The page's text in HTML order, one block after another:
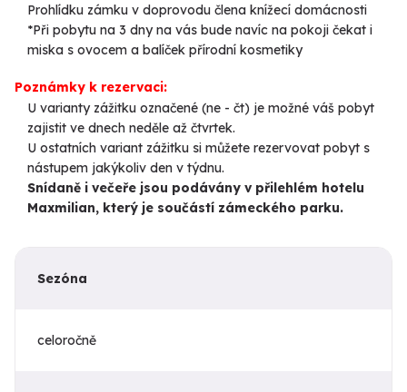
Prohlídku zámku v doprovodu člena knížecí domácnosti
*Při pobytu na 3 dny na vás bude navíc na pokoji čekat i
miska s ovocem a balíček přírodní kosmetiky
Poznámky k rezervaci:
U varianty zážitku označené (ne - čt) je možné váš pobyt
zajistit ve dnech neděle až čtvrtek.
U ostatních variant zážitku si můžete rezervovat pobyt s
nástupem jakýkoliv den v týdnu.
Snídaně i večeře jsou podávány v přilehlém hotelu
Maxmilian, který je součástí zámeckého parku.
Sezóna
celoročně